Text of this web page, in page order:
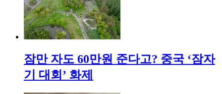
잠만 자도 60만원 준다고? 중국 ‘잠자
기 대회’ 화제